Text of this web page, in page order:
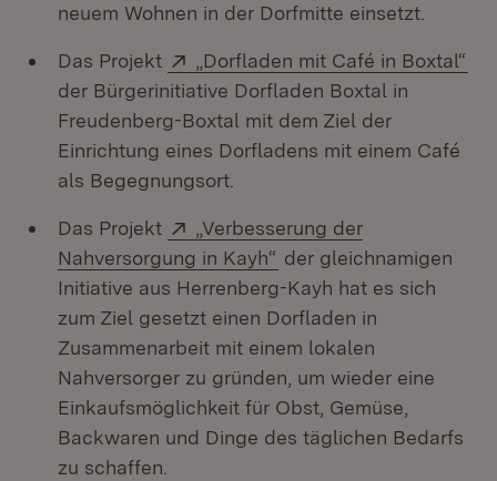
neuem Wohnen in der Dorfmitte einsetzt.
Das Projekt Extern:
„Dorfladen mit Café in Boxtal“
der Bürgerinitiative Dorfladen Boxtal in
Freudenberg-Boxtal mit dem Ziel der
Einrichtung eines Dorfladens mit einem Café
als Begegnungsort.
Das Projekt Extern:
„Verbesserung der
Nahversorgung in Kayh“ (Öffnet in neuem
der gleichnamigen
Initiative aus Herrenberg-Kayh hat es sich
zum Ziel gesetzt einen Dorfladen in
Zusammenarbeit mit einem lokalen
Nahversorger zu gründen, um wieder eine
Einkaufsmöglichkeit für Obst, Gemüse,
Backwaren und Dinge des täglichen Bedarfs
zu schaffen.